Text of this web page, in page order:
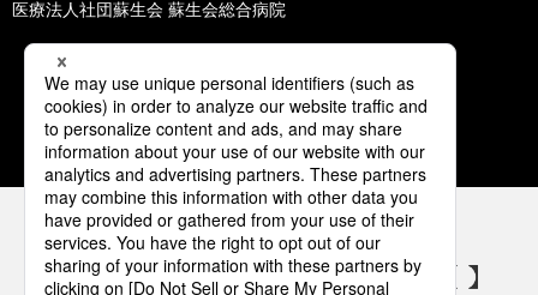
医療法人社団蘇生会 蘇生会総合病院
1 2 3 4
パナソニックの電気設備 SNSアカウント